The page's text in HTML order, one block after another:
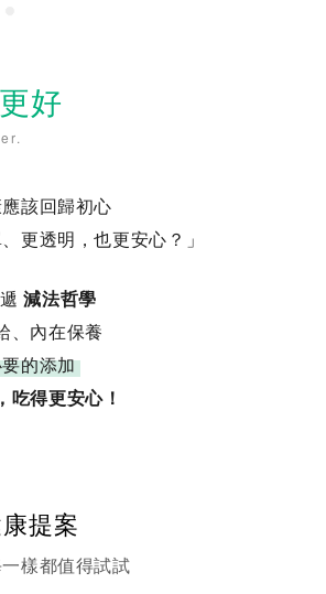
好
該回歸初心
更透明，也更安心？」
遞減法哲學
、內在保養
的添加
吃得更安心！
提案
樣都值得試試